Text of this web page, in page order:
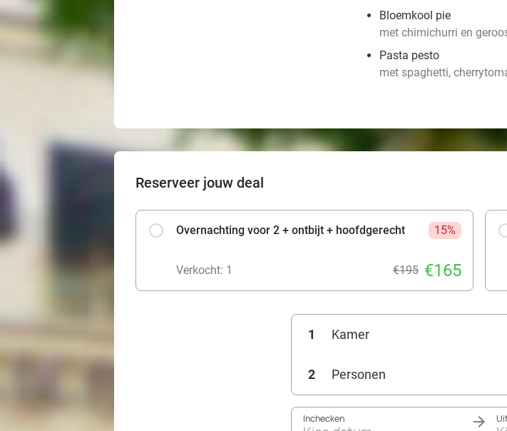
Bloemkool pie
met chimichurri en
Pasta pesto
met spaghetti,
Reserveer jouw deal
Overnachting voor 2 + ontbijt + hoofdgerecht 15%
Verkocht: 1 €195 €165
1 Kamer
2 Personen
Inchecken